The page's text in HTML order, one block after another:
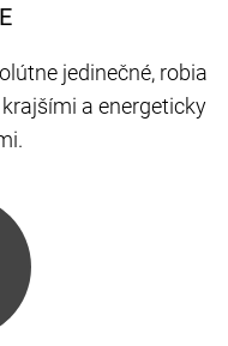
jedinečné, robia
a energeticky